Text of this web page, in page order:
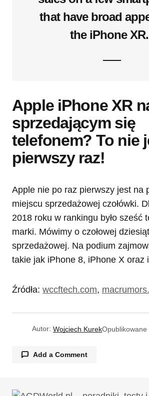
that have broad
the ‌iPhone
Apple iPhone XR
sprzedającym się
telefonem? To nie
pierwszy raz!
Apple nie po raz pierwszy jest na
miejscu sprzedażowej czołówki.
2018 roku w rankingu było sześć
marki. Mówimy o czołowej
sprzedażowej. Na podium
takie jak iPhone 8, iPhone X oraz
Źródła: wccftech.com,
Autor: Wojciech KurekOpublikowane
Add a Comment